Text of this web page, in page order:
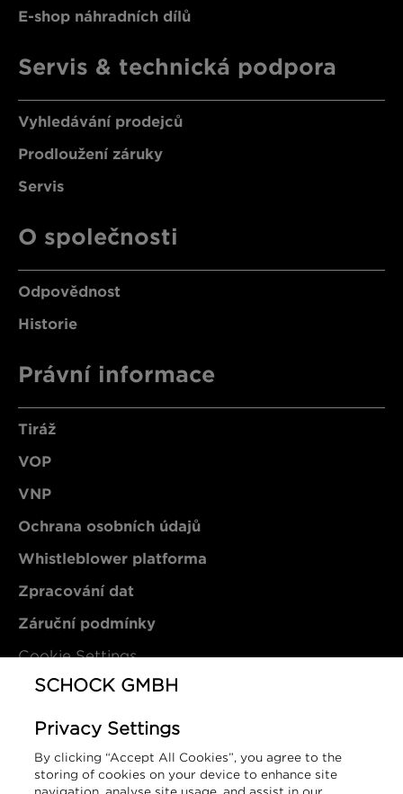
E-shop náhradních dílů
Servis & technická podpora
Vyhledávání prodejců
Prodloužení záruky
Servis
O společnosti
Odpovědnost
Historie
Právní informace
Tiráž
VOP
VNP
Ochrana osobních údajů
Whistleblower platforma
Zpracování dat
Záruční podmínky
Cookie Settings
SCHOCK GmbH
SCHOCK GMBH
Privacy Settings
By clicking “Accept All Cookies”, you agree to the
storing of cookies on your device to enhance site